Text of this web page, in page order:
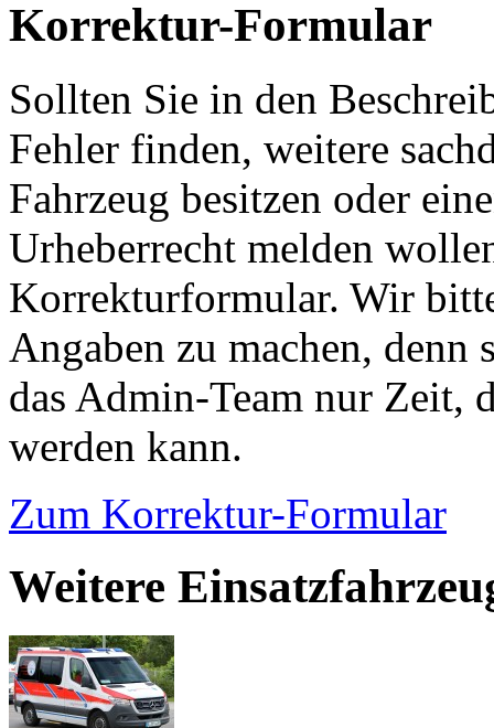
Korrektur-Formular
Sollten Sie in den
Fehler finden, weitere
Fahrzeug besitzen oder
Urheberrecht melden
Korrekturformular. Wir
Angaben zu machen,
das Admin-Team nur Zeit,
werden kann.
Zum Korrektur-Formular
Weitere